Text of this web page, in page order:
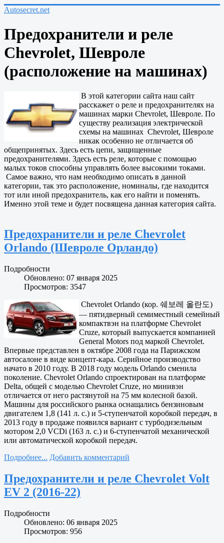
Autosecret.net
Предохранители и реле
Chevrolet, Шевроле
(расположение на машинах)
В этой категории сайта наш сайт
расскажет о реле и предохранителях на
машинах марки Chevrolet, Шевроле. По
существу реализация электрической
схемы на машинах Chevrolet, Шевроле
никак особенно не отличается об
общепринятых. Здесь есть цепи, защищенные
предохранителями. Здесь есть реле, которые с помощью
малых токов способны управлять более высокими токами.
Самое важно, что нам необходимо описать в данной
категории, так это расположение, номиналы, где находится
тот или иной предохранитель, как его найти и поменять.
Именно этой теме и будет посвящена данная категория сайта.
Предохранители и реле Chevrolet
Orlando (Шевроле Орландо)
Подробности
Обновлено: 07 января 2025
Просмотров: 3547
Chevrolet Orlando (кор. 쉐보레 올란도)
— пятидверный семиместный семейный
компактвэн на платформе Chevrolet
Cruze, который выпускается компанией
General Motors под маркой Chevrolet.
Впервые представлен в октябре 2008 года на Парижском
автосалоне в виде концепт-кара. Серийное производство
начато в 2010 году. В 2018 году модель Orlando сменила
поколение. Chevrolet Orlando спроектирован на платформе
Delta, общей с моделью Chevrolet Cruze, но минивэн
отличается от него растянутой на 75 мм колесной базой.
Машины для российского рынка оснащались бензиновым
двигателем 1,8 (141 л. с.) и 5-ступенчатой коробкой передач, в
2013 году в продаже появился вариант с турбодизельным
мотором 2,0 VCDi (163 л. с.) и 6-ступенчатой механической
или автоматической коробкой передач.
Подробнее... Добавить комментарий
Предохранители и реле Chevrolet Volt
EV 2 (2016-22)
Подробности
Обновлено: 06 января 2025
Просмотров: 956